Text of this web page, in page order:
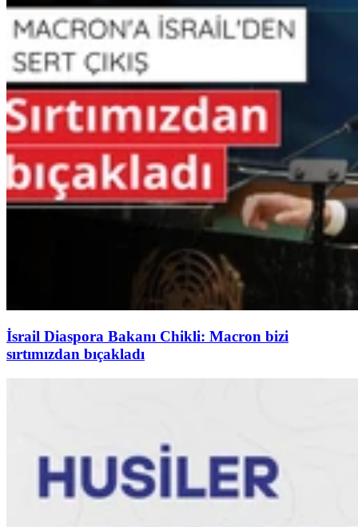
İsrail Diaspora Bakanı Chikli: Macron bizi
sırtımızdan bıçakladı